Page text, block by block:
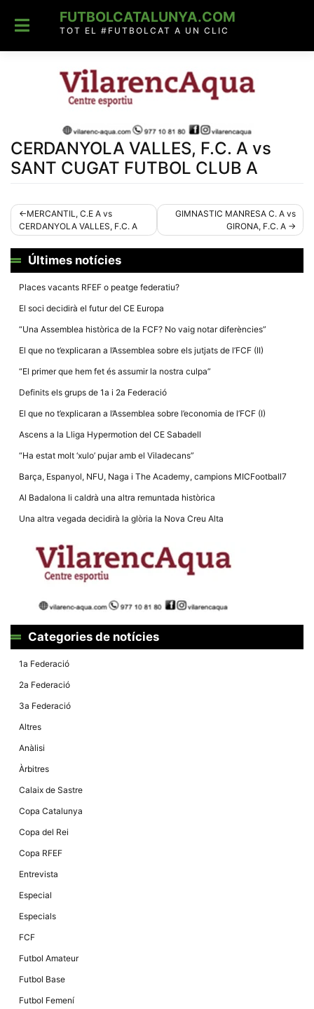
content
FUTBOLCATALUNYA.COM
TOT EL #FUTBOLCAT A UN CLIC
CERDANYOLA VALLES, F.C. A vs
SANT CUGAT FUTBOL CLUB A
Navegació
d'entrades
MERCANTIL, C.E A vs
CERDANYOLA VALLES, F.C. A
GIMNASTIC MANRESA C. A vs
GIRONA, F.C. A
Últimes notícies
Places vacants RFEF o peatge federatiu?
El soci decidirà el futur del CE Europa
“Una Assemblea històrica de la FCF? No vaig notar diferències”
El que no t’explicaran a l’Assemblea sobre els jutjats de l’FCF (II)
“El primer que hem fet és assumir la nostra culpa”
Definits els grups de 1a i 2a Federació
El que no t’explicaran a l’Assemblea sobre l’economia de l’FCF (I)
Ascens a la Lliga Hypermotion del CE Sabadell
“Ha estat molt ‘xulo’ pujar amb el Viladecans”
Barça, Espanyol, NFU, Naga i The Academy, campions MICFootball7
Al Badalona li caldrà una altra remuntada històrica
Una altra vegada decidirà la glòria la Nova Creu Alta
Categories de notícies
1a Federació
2a Federació
3a Federació
Altres
Anàlisi
Àrbitres
Calaix de Sastre
Copa Catalunya
Copa del Rei
Copa RFEF
Entrevista
Especial
Especials
FCF
Futbol Amateur
Futbol Base
Futbol Femení
Aquestes
cookies no
són
opcionals,
són
necessàries
funcionament
tècnic de la
web.
Recopilem
dades
anònima d'ús
del lloc web